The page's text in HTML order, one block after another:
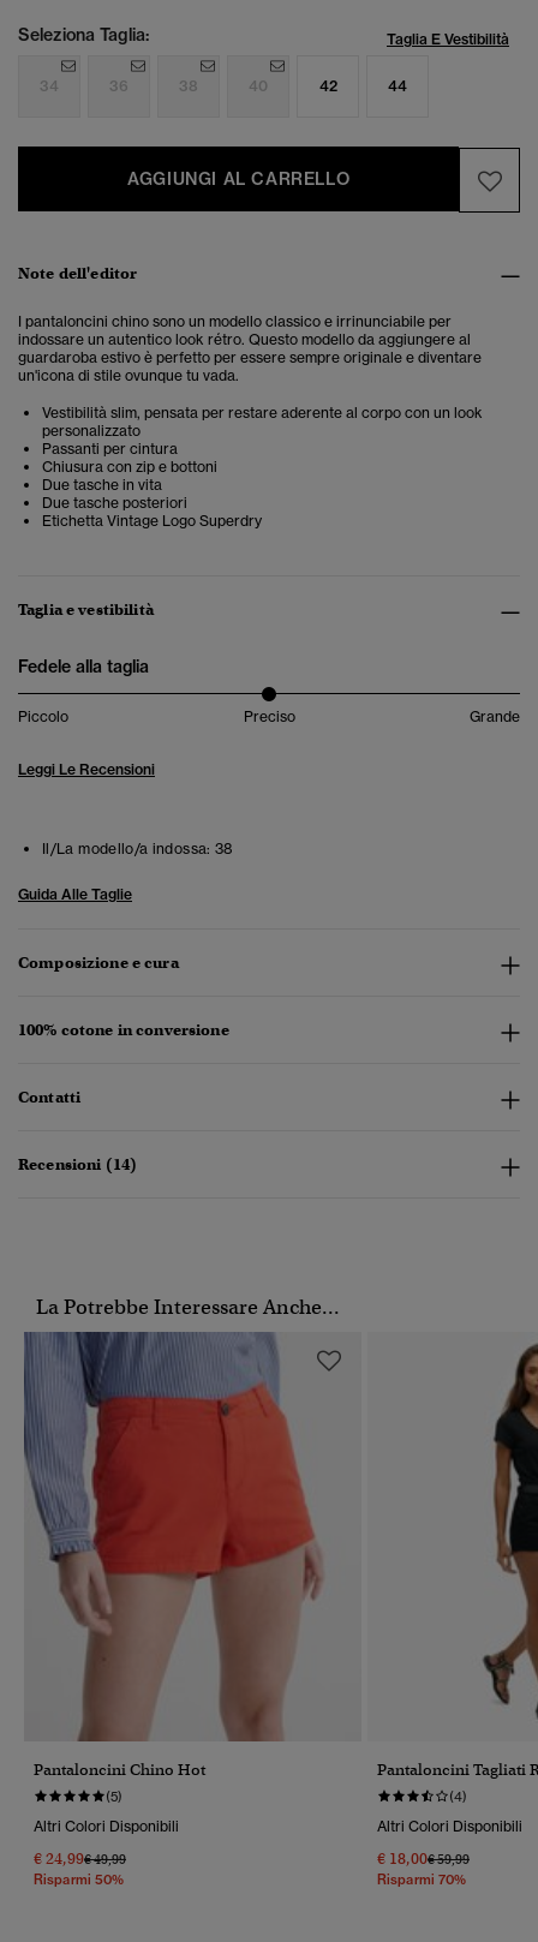
Seleziona Taglia: Taglia E Vestibilità
34 36 38 40 42 44
AGGIUNGI AL CARRELLO
Note dell'editor
I pantaloncini chino sono un modello classico e irrinunciabile per
indossare un autentico look rétro. Questo modello da aggiungere al
guardaroba estivo è perfetto per essere sempre originale e diventare
un'icona di stile ovunque tu vada.
Vestibilità slim, pensata per restare aderente al corpo con un look
personalizzato
Passanti per cintura
Chiusura con zip e bottoni
Due tasche in vita
Due tasche posteriori
Etichetta Vintage Logo Superdry
Taglia e vestibilità
Fedele alla taglia
Piccolo Preciso Grande
Leggi Le Recensioni
Il/La modello/a indossa: 38
Guida Alle Taglie
Composizione e cura
100% cotone in conversione
Contatti
Recensioni (14)
La Potrebbe Interessare Anche...
Pantaloncini Chino Hot
(5)
Altri Colori Disponibili
€ 24,99Prezzo Ridotto Da
€ 49,99A
Risparmi 50%
Pantaloncini Tagliati
(4)
Altri Colori Disponibili
€ 18,00Prezzo Ridotto Da
€ 59,99A
Risparmi 70%